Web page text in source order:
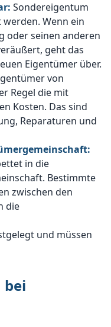
Sondereigentum
Wenn ein
oder seinen anderen
geht das
Eigentümer über.
von
Regel die mit
Kosten. Das sind
Reparaturen und
in die
Bestimmte
zwischen den
die
und müssen
bei